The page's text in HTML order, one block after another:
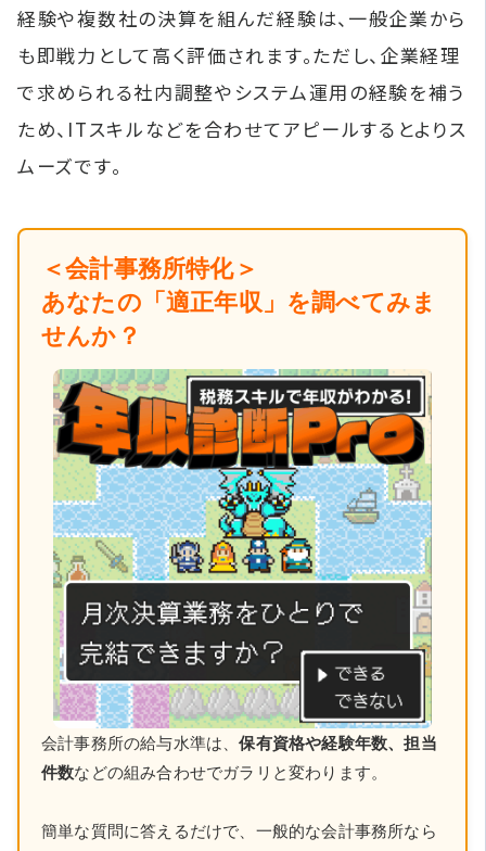
経験や複数社の決算を組んだ経験は、一般企業から
も即戦力として高く評価されます。ただし、企業経理
で求められる社内調整やシステム運用の経験を補う
ため、ITスキルなどを合わせてアピールするとよりス
ムーズです。
＜会計事務所特化＞
あなたの「適正年収」を調べてみま
せんか？
会計事務所の給与水準は、保有資格や経験年数、担当
件数などの組み合わせでガラリと変わります。
簡単な質問に答えるだけで、一般的な会計事務所なら